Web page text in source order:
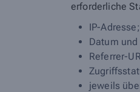
erforderliche
IP-Adresse;
Datum
Referrer-
jeweils